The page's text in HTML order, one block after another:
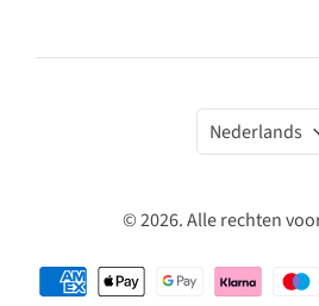
TaalNederlands
© 2026. Alle rechten